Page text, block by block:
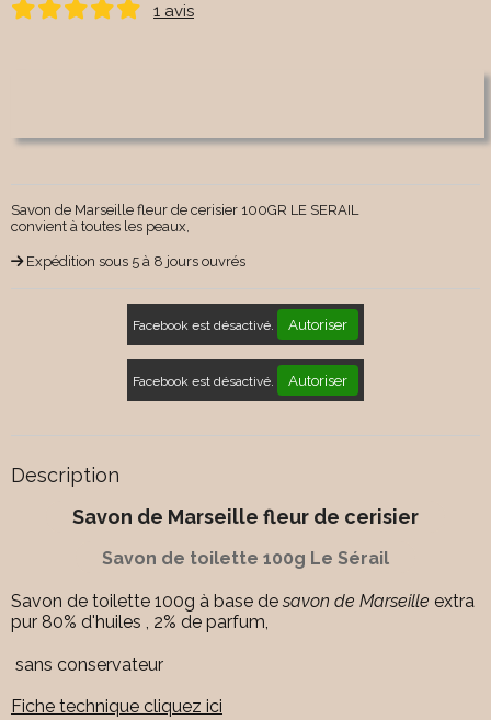
1 avis
Savon de Marseille fleur de cerisier 100GR LE SERAIL
convient à toutes les peaux,
Expédition sous 5 à 8 jours ouvrés
Facebook est désactivé. Autoriser
Facebook est désactivé. Autoriser
Description
Savon de Marseille fleur de cerisier
Savon de toilette 100g Le Sérail
Savon de toilette 100g à base de savon de Marseille extra
pur 80% d'huiles , 2% de parfum,
sans conservateur
Fiche technique cliquez ici